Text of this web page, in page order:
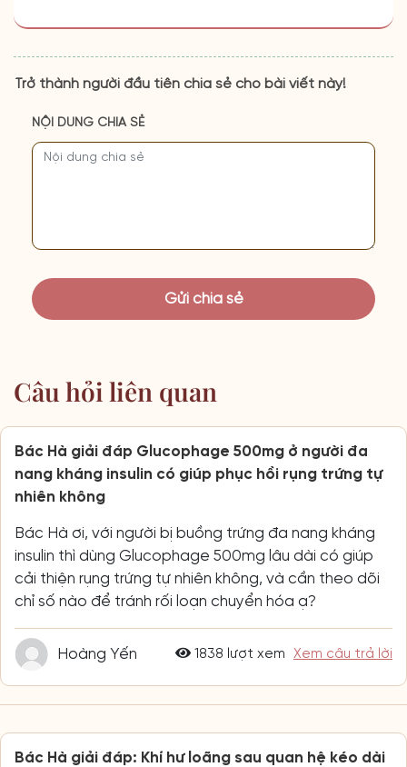
Trở thành người đầu tiên chia sẻ cho bài viết này!
NỘI DUNG CHIA SẺ
Câu hỏi liên quan
Bác Hà giải đáp Glucophage 500mg ở người đa
nang kháng insulin có giúp phục hồi rụng trứng tự
nhiên không
Bác Hà ơi, với người bị buồng trứng đa nang kháng
insulin thì dùng Glucophage 500mg lâu dài có giúp
cải thiện rụng trứng tự nhiên không, và cần theo dõi
chỉ số nào để tránh rối loạn chuyển hóa ạ?
Hoàng Yến 1838 lượt xem Xem câu trả lời
Bác Hà giải đáp: Khí hư loãng sau quan hệ kéo dài